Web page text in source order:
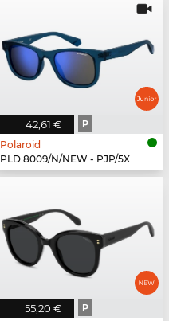
42,61 € P
Polaroid
PLD 8009/N/NEW - PJP/5X
55,20 € P